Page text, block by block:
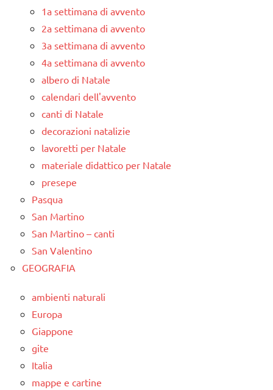
1a settimana di avvento
2a settimana di avvento
3a settimana di avvento
4a settimana di avvento
albero di Natale
calendari dell'avvento
canti di Natale
decorazioni natalizie
lavoretti per Natale
materiale didattico per Natale
presepe
Pasqua
San Martino
San Martino – canti
San Valentino
GEOGRAFIA
ambienti naturali
Europa
Giappone
gite
Italia
mappe e cartine